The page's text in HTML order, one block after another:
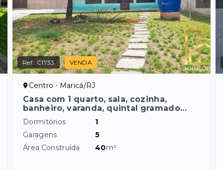
Ref.: C1733 VENDA
Centro - Maricá/RJ
Casa com 1 quarto, sala, cozinha,
banheiro, varanda, quintal gramado...
Dormitórios
1
Garagens
5
Área Construída
40m²